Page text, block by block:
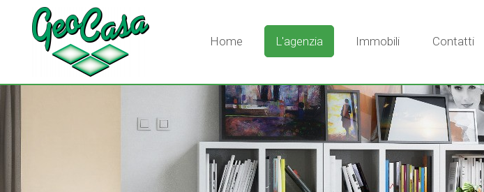
Home L'agenzia Immobili Contatti